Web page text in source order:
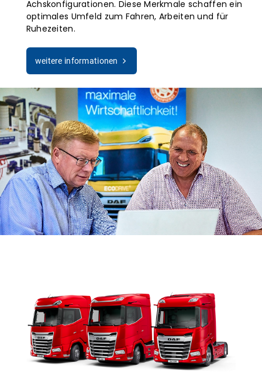
Achskonfigurationen. Diese Merkmale schaffen ein
optimales Umfeld zum Fahren, Arbeiten und für
Ruhezeiten.
weitere informationen